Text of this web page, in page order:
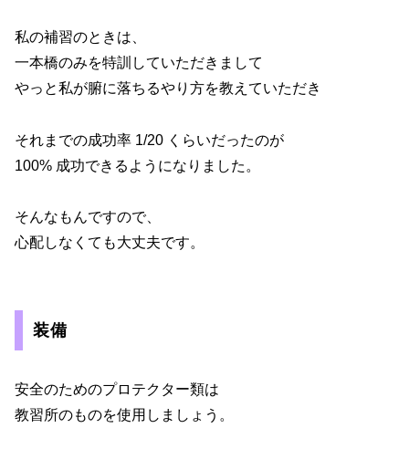
私の補習のときは、
一本橋のみを特訓していただきまして
やっと私が腑に落ちるやり方を教えていただき
それまでの成功率 1/20 くらいだったのが
100% 成功できるようになりました。
そんなもんですので、
心配しなくても大丈夫です。
装備
安全のためのプロテクター類は
教習所のものを使用しましょう。